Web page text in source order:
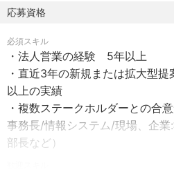
でありたいと考えています！
【当社の3つの強み】
● 病院特化で築いた、圧倒的な
医師が現場目線で開発してきた
続ける”プロダクトになっていま
● ストック収益比率82％以上
短期的な売上に振り回されない
ます。
応募資格
必須スキル
・法人営業の経験 5年以上
・直近3年の新規または拡大型
以上の実績
・複数ステークホルダーとの合
事務長/情報システム/現場、企
部長など）